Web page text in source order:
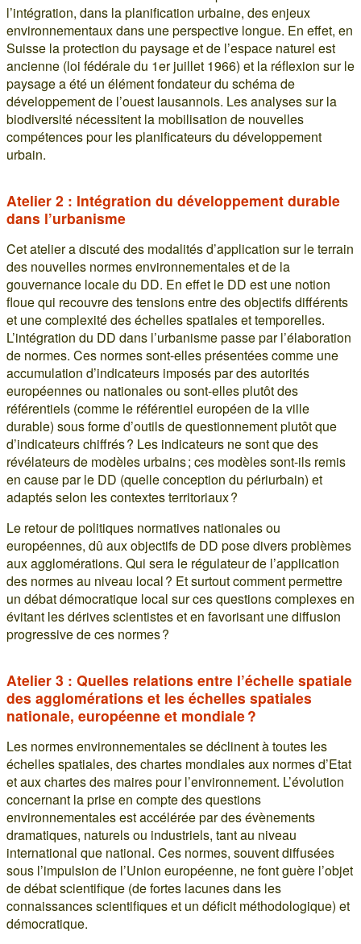
l’intégration, dans la planification urbaine, des enjeux
environnementaux dans une perspective longue. En effet, en
Suisse la protection du paysage et de l’espace naturel est
ancienne (loi fédérale du 1er juillet 1966) et la réflexion sur le
paysage a été un élément fondateur du schéma de
développement de l’ouest lausannois. Les analyses sur la
biodiversité nécessitent la mobilisation de nouvelles
compétences pour les planificateurs du développement
urbain.
Atelier 2 : Intégration du développement durable
dans l’urbanisme
Cet atelier a discuté des modalités d’application sur le terrain
des nouvelles normes environnementales et de la
gouvernance locale du DD. En effet le DD est une notion
floue qui recouvre des tensions entre des objectifs différents
et une complexité des échelles spatiales et temporelles.
L’intégration du DD dans l’urbanisme passe par l’élaboration
de normes. Ces normes sont-elles présentées comme une
accumulation d’indicateurs imposés par des autorités
européennes ou nationales ou sont-elles plutôt des
référentiels (comme le référentiel européen de la ville
durable) sous forme d’outils de questionnement plutôt que
d’indicateurs chiffrés ? Les indicateurs ne sont que des
révélateurs de modèles urbains ; ces modèles sont-ils remis
en cause par le DD (quelle conception du périurbain) et
adaptés selon les contextes territoriaux ?
Le retour de politiques normatives nationales ou
européennes, dû aux objectifs de DD pose divers problèmes
aux agglomérations. Qui sera le régulateur de l’application
des normes au niveau local ? Et surtout comment permettre
un débat démocratique local sur ces questions complexes en
évitant les dérives scientistes et en favorisant une diffusion
progressive de ces normes ?
Atelier 3 : Quelles relations entre l’échelle spatiale
des agglomérations et les échelles spatiales
nationale, européenne et mondiale ?
Les normes environnementales se déclinent à toutes les
échelles spatiales, des chartes mondiales aux normes d’Etat
et aux chartes des maires pour l’environnement. L’évolution
concernant la prise en compte des questions
environnementales est accélérée par des évènements
dramatiques, naturels ou industriels, tant au niveau
international que national. Ces normes, souvent diffusées
sous l’impulsion de l’Union européenne, ne font guère l’objet
de débat scientifique (de fortes lacunes dans les
connaissances scientifiques et un déficit méthodologique) et
démocratique.